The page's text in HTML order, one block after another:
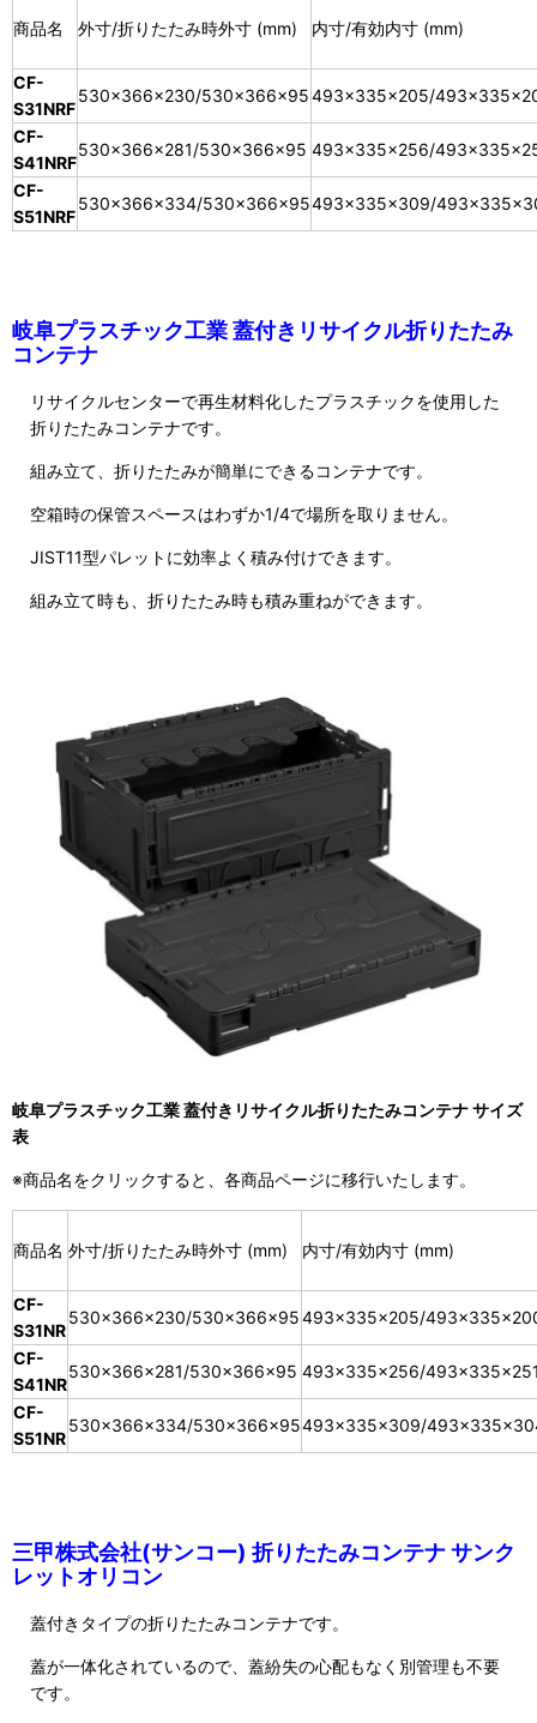
商品名 外寸/折りたたみ時外寸 (mm) 内寸/有効内寸 (mm)
CF-
S31NRF
530×366×230/530×366×95493×335×205/
CF-
S41NRF
530×366×281/530×366×95 493×335×256/
CF-
S51NRF
530×366×334/530×366×95493×335×309/
岐阜プラスチック工業 蓋付きリサイクル折りたたみ
コンテナ
リサイクルセンターで再生材料化したプラスチックを使用した
折りたたみコンテナです。
組み立て、折りたたみが簡単にできるコンテナです。
空箱時の保管スペースはわずか1/4で場所を取りません。
JIST11型パレットに効率よく積み付けできます。
組み立て時も、折りたたみ時も積み重ねができます。
岐阜プラスチック工業 蓋付きリサイクル折りたたみコンテナ サイズ
表
※商品名をクリックすると、各商品ページに移行いたします。
商品名 外寸/折りたたみ時外寸 (mm) 内寸/有効内寸 (mm)
CF-
S31NR
530×366×230/530×366×95493×335×205/
CF-
S41NR
530×366×281/530×366×95 493×335×256/
CF-
S51NR
530×366×334/530×366×95493×335×309/
三甲株式会社(サンコー) 折りたたみコンテナ サンク
レットオリコン
蓋付きタイプの折りたたみコンテナです。
蓋が一体化されているので、蓋紛失の心配もなく別管理も不要
です。